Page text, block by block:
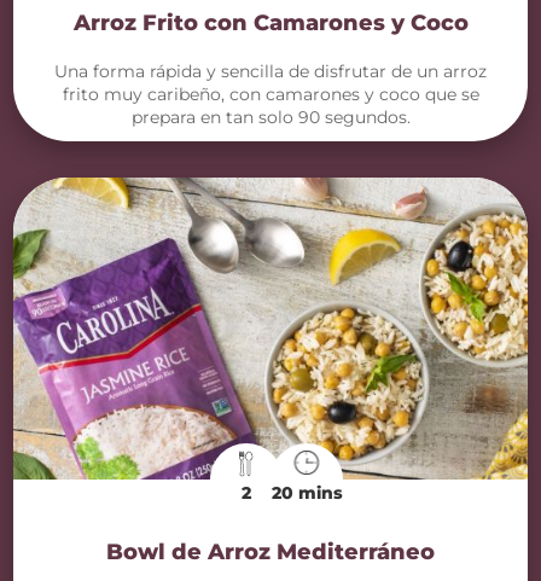
Arroz Frito con Camarones y Coco
Una forma rápida y sencilla de disfrutar de un arroz
frito muy caribeño, con camarones y coco que se
prepara en tan solo 90 segundos.
2 20 mins
Bowl de Arroz Mediterráneo